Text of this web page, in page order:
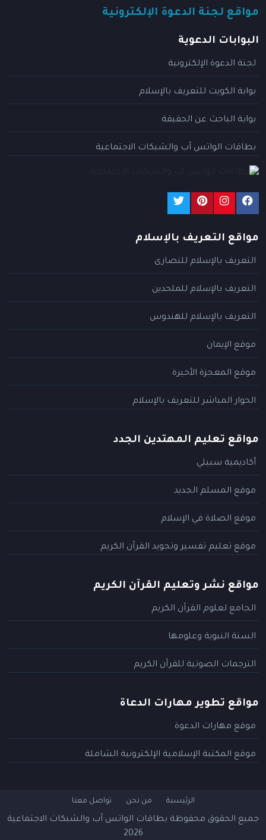
مواقع لجنة الدعوة الإلكترونية
البوابات الدعوية
لجنة الدعوة الإلكترونية
بوابة الكويت للتعريف بالإسلام
بوابة الباحث عن الحقيقة
بطاقات الواتس آب والشبكات الاجتماعية
مواقع التعريف بالإسلام
التعريف بالإسلام للنصارى
التعريف بالإسلام للملحدين
التعريف بالإسلام للهندوس
موقع الإيمان
موقع المعجزة الأخيرة
الحوار المباشر للتعريف بالإسلام
مواقع تعليم المهتدين الجدد
أكاديمية سبيلي
موقع المسلم الجديد
موقع الصلاة في الإسلام
موقع تعليم تفسير وتجويد القرآن الكريم
مواقع نشر وتعليم القرآن الكريم
الجامع لعلوم القرآن الكريم
السنة النبوية وعلومها
الترجمات الصوتية للقرآن الكريم
مواقع تطوير مهارات الدعاة
موقع مهارات الدعوة
موقع المكتبة الإسلامية الإلكترونية الشاملة
الرئيسية من نحن تواصل معنا
جميع الحقوق محفوظة بطاقات الواتس آب والشبكات الاجتماعية
2026